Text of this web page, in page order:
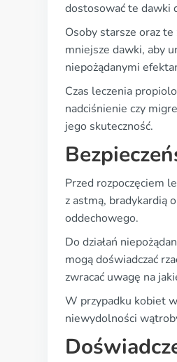
dostosować te dawki
Osoby starsze oraz
mniejsze dawki, aby
niepożądanymi
Czas leczenia
nadciśnienie czy
jego skuteczność.
Przed rozpoczęciem
z astmą, bradykardią
oddechowego.
Do działań
mogą doświadczać
zwracać uwagę na
W przypadku kobiet
niewydolności